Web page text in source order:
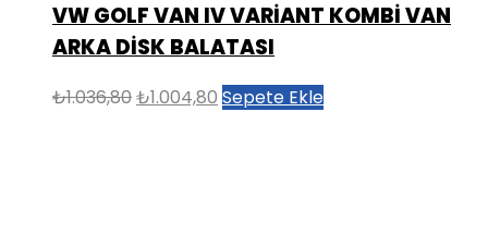
VW GOLF VAN IV VARİANT KOMBİ VAN
ARKA DİSK BALATASI
₺1.036,80Orijinal
₺1.004,80 Şu
Sepete Ekle